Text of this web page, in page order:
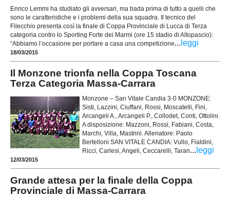
Enrico Lemmi ha studiato gli avversari, ma bada prima di tutto a quelli che
sono le caratteristiche e i problemi della sua squadra. Il tecnico del
Filecchio presenta così la finale di Coppa Provinciale di Lucca di Terza
categoria contro lo Sporting Forte dei Marmi (ore 15 stadio di Altopascio):
“Abbiamo l’occasione per portare a casa una competizione... leggi
18/03/2015
Il Monzone trionfa nella Coppa Toscana
Terza Categoria Massa-Carrara
Monzone – San Vitale Candia 3-0 MONZONE:
Sisti, Lazzini, Ciuffani, Rossi, Moscatelli, Fini,
Arcangeli A., Arcangeli P., Collodet, Conti, Ottolini.
A disposizione: Mazzoni, Rossi, Fabiani, Costa,
Marchi, Villa, Mastrini. Allenatore: Paolo
Bertelloni SAN VITALE CANDIA: Vullo, Fialdini,
Ricci, Carlesi, Angeli, Ceccarelli, Taran... leggi
12/03/2015
Grande attesa per la finale della Coppa
Provinciale di Massa-Carrara